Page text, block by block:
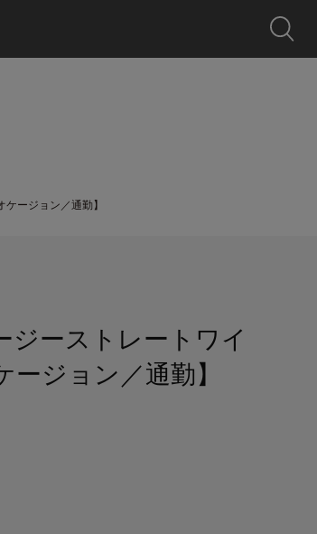
キャンペーン
ージョン／通勤】
ーストレートワイ
ジョン／通勤】